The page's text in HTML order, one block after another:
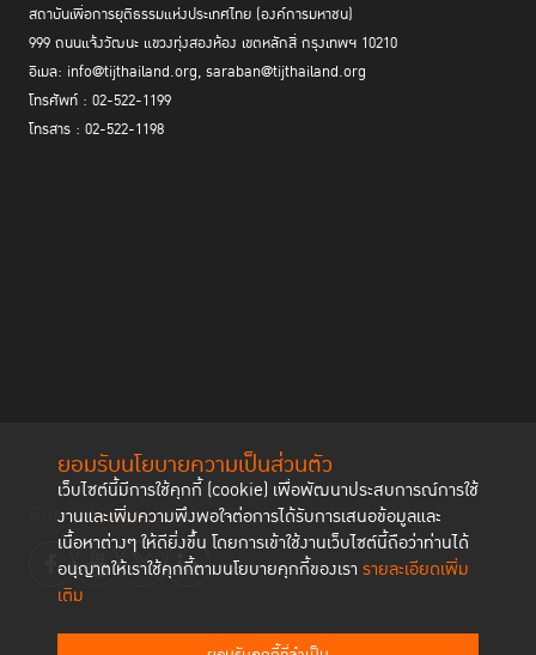
ยอมรับนโยบายความเป็นส่วนตัว
เว็บไซต์นี้มีการใช้คุกกี้ (cookie) เพื่อพัฒนาประสบการณ์การใช้
งานและเพิ่มความพึงพอใจต่อการได้รับการเสนอข้อมูลและ
เนื้อหาต่างๆ ให้ดียิ่งขึ้น โดยการเข้าใช้งานเว็บไซต์นี้ถือว่าท่านได้
อนุญาตให้เราใช้คุกกี้ตามนโยบายคุกกี้ของเรา รายละเอียดเพิ่ม
เติม
นี่เป็นทฤษฎี
Bad Apple คือ
ว่า แอปเปิลเน่าผลเดียว แต่เมื่อมีข่าวอื้อฉาวมีออกมาอยู่
ตัวอย่าง ทฤษฎีแอปเปิลเน่า มาเปรียบเทียบเพื่อให้เห็นว่า การแก้ปัญหาการใช้
อำนาจในกระบวนการยุติธรรมที่ผ่านมาได้มองทั้งระบบแล้วหรือไม่ โดยเฉพาะ
ระบบตรวจสอบการใช้อำนาจของเจ้าหน้าที่ที่ประพฤติมิชอบ ยังเป็นระบบปิด ใช้
วิธีตรวจสอบกันเองเหมือนแมลงวันตอมแมลงวัน ก็อาจทำให้เกิดปัญหาเดิมซ้ำ
ได้อีก เพราะยังไม่ได้แก้ปัญหาที่อำนาจเชิงโครงสร้าง ดังนั้นการแก้ไขปัญหานี้
จะต้องขยับไปแตะให้ถึงเพดานความจริงของสังคมไทยอย่างตรงไปตรงมาและ
ซื่อสัตย์ แต่ก็ยอมรับว่า การจะแก้ปัญหาโดยเปลี่ยนวัฒนธรรมองค์กร เปลี่ยน
ทัศนคติของสังคม ต้องใช้เวลานาน
สถาบันเพื่อการยุติธรรมแห่งประเทศไทย (องค์การมหาชน)
999 ถนนแจ้งวัฒนะ แขวงทุ่งสองห้อง เขตหลักสี่ กรุงเทพฯ 10210
อีเมล: info@tijthailand.org, saraban@tijthailand.org
โทรศัพท์ : 02-522-1199
โทรสาร : 02-522-1198
ติดตามช่องทาง social